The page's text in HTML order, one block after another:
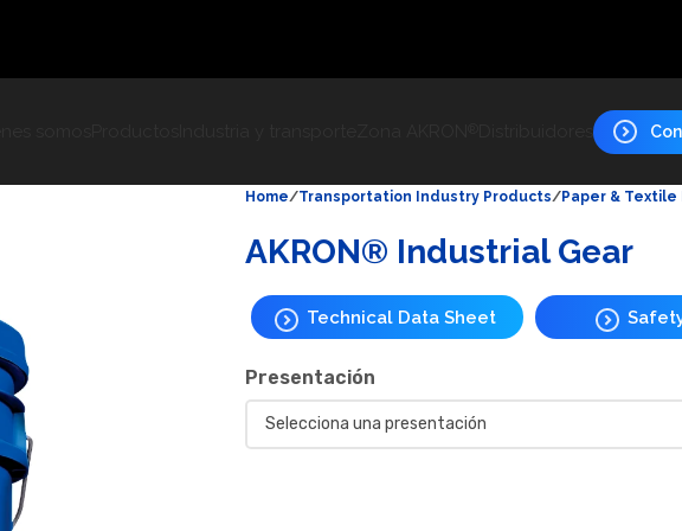
Home Transportation Industry Products Paper &
AKRON® Industrial Gear
Technical Data Sheet
Presentación